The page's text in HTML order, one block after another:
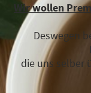
Wir wollen
Deswegen
die uns selber